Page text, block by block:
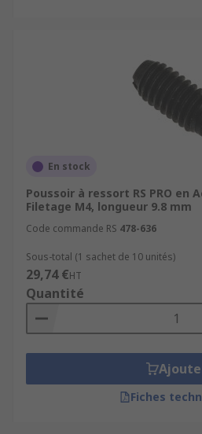
En stock
Poussoir à ressort RS PRO en
Filetage M4, longueur 9.8 mm
Code commande RS 478-636
Sous-total (1 sachet de 10 unités)
29,74 €HT
Quantité
Fiches